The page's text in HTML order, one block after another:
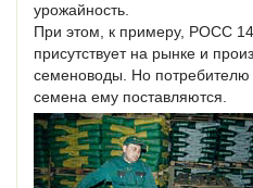
урожайность.
При этом, к примеру, РОСС
присутствует на рынке и
семеноводы. Но потребителю
семена ему поставляются.